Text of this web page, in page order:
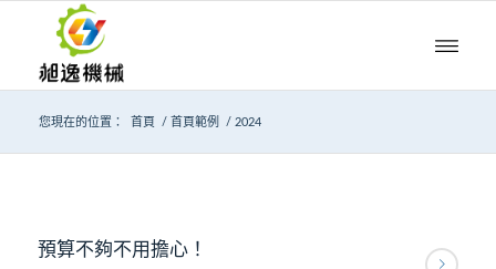
您現在的位置： 首頁 / 首頁範例 / 2024
預算不夠不用擔心！